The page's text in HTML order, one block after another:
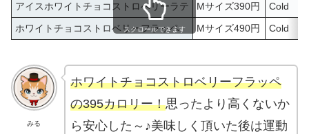
アイスホワイトチョコストロベリーラテ Mサイズ390円
Cold
ホワイトチョコストロベリーフラッペ
Mサイズ490円 Cold
スクロールできます
みる
ホワイトチョコストロベリーフラッペ
の395カロリー！思ったより高くないか
ら安心した～♪美味しく頂いた後は運動